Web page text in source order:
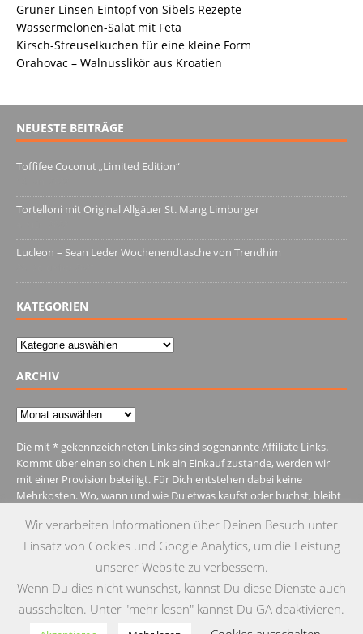
Grüner Linsen Eintopf von Sibels Rezepte
Wassermelonen-Salat mit Feta
Kirsch-Streuselkuchen für eine kleine Form
Orahovac – Walnusslikör aus Kroatien
NEUESTE BEITRÄGE
Toffifee Coconut „Limited Edition“
Tortelloni mit Original Allgäuer St. Mang Limburger
Lucleon – Sean Leder Wochenendtasche von Trendhim
KATEGORIEN
Kategorien
ARCHIV
Archiv
Die mit * gekennzeichneten Links sind sogenannte Affiliate Links.
Kommt über einen solchen Link ein Einkauf zustande, werden wir
mit einer Provision beteiligt. Für Dich entstehen dabei keine
Mehrkosten. Wo, wann und wie Du etwas kaufst oder buchst, bleibt
IMPRESSUM DATENSCHUTZ KONTAKT
Wir verarbeiten Informationen über Deinen Besuch unter
Einsatz von Cookies und Google Analytics, um die Leistung
unserer Website zu verbessern.
Wenn Du dies nicht wünschst, kannst Du diese Dienste auch
ausschalten. Unter "mehr lesen" kannst Du GA deaktivieren.